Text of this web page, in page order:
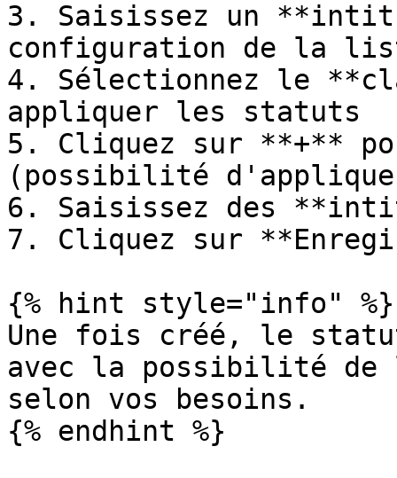
3. Saisissez un
configuration de la
4. Sélectionnez le
appliquer les statuts
5. Cliquez sur **+**
(possibilité
6. Saisissez des
7. Cliquez sur
{% hint style="info" %}
Une fois créé, le
avec la possibilité de
selon vos besoins.
{% endhint %}